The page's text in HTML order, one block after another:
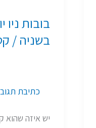
בובות
בשניה /
כתיבת
יש איזה שהוא
יורק
ואני
/